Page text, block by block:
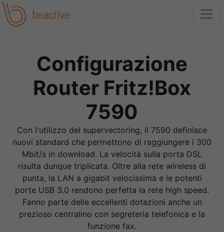
Configurazione
Router Fritz!Box
7590
Con l'utilizzo del supervectoring, il 7590 definisce
nuovi standard che permettono di raggiungere i 300
Mbit/s in download. La velocità sulla porta DSL
risulta dunque triplicata. Oltre alla rete wireless di
punta, la LAN a gigabit velocissima e le potenti
porte USB 3.0 rendono perfetta la rete high speed.
Fanno parte delle eccellenti dotazioni anche un
prezioso centralino con segreteria telefonica e la
funzione fax.